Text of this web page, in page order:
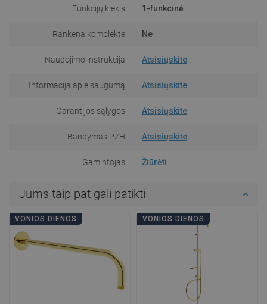
Funkcijų kiekis 1-funkcinė
Rankena komplekte Ne
Naudojimo instrukcija Atsisiųskite
Informacija apie saugumą Atsisiųskite
Garantijos sąlygos Atsisiųskite
Bandymas PZH Atsisiųskite
Gamintojas Žiūrėti
Jums taip pat gali patikti
VONIOS DIENOS VONIOS DIENOS